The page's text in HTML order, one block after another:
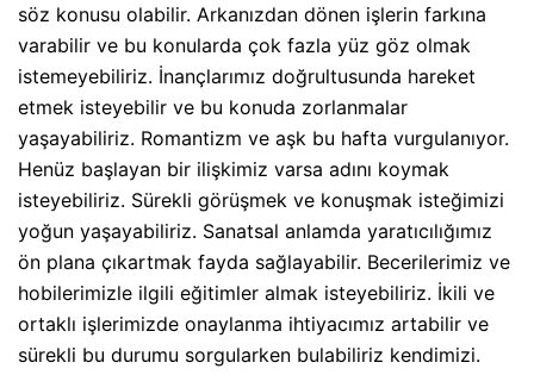
söz konusu olabilir. Arkanızdan dönen işlerin farkına
varabilir ve bu konularda çok fazla yüz göz olmak
istemeyebiliriz. İnançlarımız doğrultusunda hareket
etmek isteyebilir ve bu konuda zorlanmalar
yaşayabiliriz. Romantizm ve aşk bu hafta vurgulanıyor.
Henüz başlayan bir ilişkimiz varsa adını koymak
isteyebiliriz. Sürekli görüşmek ve konuşmak isteğimizi
yoğun yaşayabiliriz. Sanatsal anlamda yaratıcılığımız
ön plana çıkartmak fayda sağlayabilir. Becerilerimiz ve
hobilerimizle ilgili eğitimler almak isteyebiliriz. İkili ve
ortaklı işlerimizde onaylanma ihtiyacımız artabilir ve
sürekli bu durumu sorgularken bulabiliriz kendimizi.